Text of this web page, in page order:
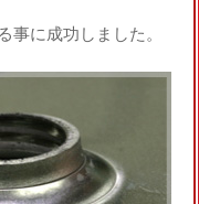
事に成功しました。